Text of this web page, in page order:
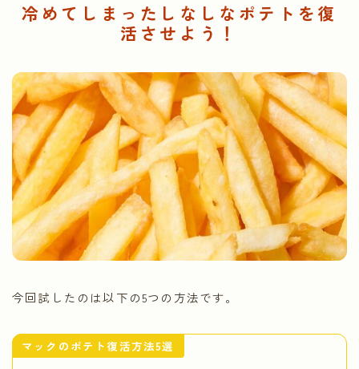
冷めてしまったしなしなポテトを復
活させよう！
今回試したのは以下の5つの方法です。
マックのポテト復活方法5選